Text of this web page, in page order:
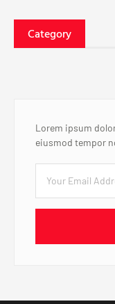
Category
Lorem ipsum
eiusmod tempor